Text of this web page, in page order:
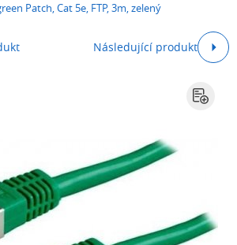
Patch, Cat 5e, FTP, 3m, zelený
Následující produkt